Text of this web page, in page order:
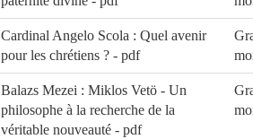
Cardinal Angelo Scola : Quel avenir
pour les chrétiens ? - pdf
Balazs Mezei : Miklos Vetö - Un
philosophe à la recherche de la
véritable nouveauté - pdf